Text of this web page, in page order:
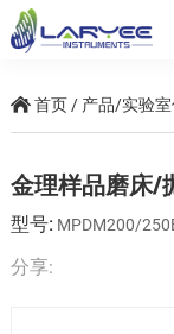
首页 / 产品/实验
金理样品磨床/
型号: MPDM200/
分享: